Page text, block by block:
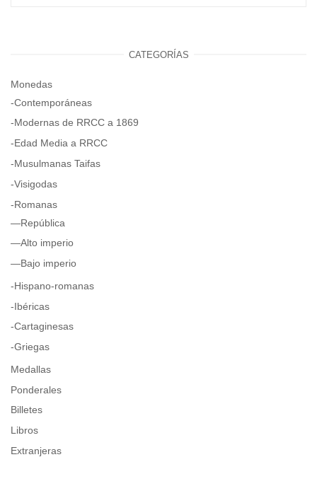
CATEGORÍAS
Monedas
-Contemporáneas
-Modernas de RRCC a 1869
-Edad Media a RRCC
-Musulmanas Taifas
-Visigodas
-Romanas
—República
—Alto imperio
—Bajo imperio
-Hispano-romanas
-Ibéricas
-Cartaginesas
-Griegas
Medallas
Ponderales
Billetes
Libros
Extranjeras